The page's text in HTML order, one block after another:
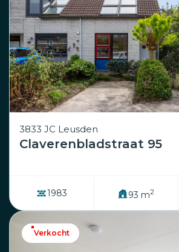
3833 JC Leusden
Claverenbladstraat 95
1983 93 m2
Verkocht